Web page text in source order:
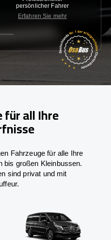
persönlicher Fahrer
Erfahren Sie mehr
für all Ihre
Fahrzeuge für alle Ihre
bis großen Kleinbussen.
sind privat und mit